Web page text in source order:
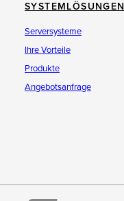
SYSTEMLÖSUNGEN
Serversysteme
Ihre Vorteile
Produkte
Angebotsanfrage